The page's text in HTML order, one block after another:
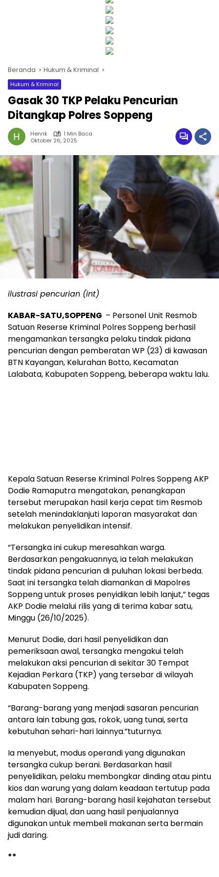
Beranda Hukum & Kriminal
Hukum & Kriminal
Gasak 30 TKP Pelaku Pencurian
Ditangkap Polres Soppeng
Henrik
1 Min Baca
Oktober 26, 2025
ilustrasi pencurian (int)
KABAR-SATU,SOPPENG – Personel Unit Resmob
Satuan Reserse Kriminal Polres Soppeng berhasil
mengamankan tersangka pelaku tindak pidana
pencurian dengan pemberatan WP (23) di kawasan
BTN Kayangan, Kelurahan Botto, Kecamatan
Lalabata, Kabupaten Soppeng, beberapa waktu lalu.
Kepala Satuan Reserse Kriminal Polres Soppeng AKP
Dodie Ramaputra mengatakan, penangkapan
tersebut merupakan hasil kerja cepat tim Resmob
setelah menindaklanjuti laporan masyarakat dan
melakukan penyelidikan intensif.
“Tersangka ini cukup meresahkan warga.
Berdasarkan pengakuannya, ia telah melakukan
tindak pidana pencurian di puluhan lokasi berbeda.
Saat ini tersangka telah diamankan di Mapolres
Soppeng untuk proses penyidikan lebih lanjut,” tegas
AKP Dodie melalui rilis yang di terima kabar satu,
Minggu (26/10/2025).
Menurut Dodie, dari hasil penyelidikan dan
pemeriksaan awal, tersangka mengakui telah
melakukan aksi pencurian di sekitar 30 Tempat
Kejadian Perkara (TKP) yang tersebar di wilayah
Kabupaten Soppeng.
“Barang-barang yang menjadi sasaran pencurian
antara lain tabung gas, rokok, uang tunai, serta
kebutuhan sehari-hari lainnya.”tuturnya.
Ia menyebut, modus operandi yang digunakan
tersangka cukup berani. Berdasarkan hasil
penyelidikan, pelaku membongkar dinding atau pintu
kios dan warung yang dalam keadaan tertutup pada
malam hari. Barang-barang hasil kejahatan tersebut
kemudian dijual, dan uang hasil penjualannya
digunakan untuk membeli makanan serta bermain
judi daring.
**